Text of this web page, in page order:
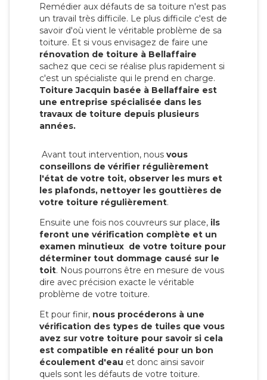
Remédier aux défauts de sa toiture n'est pas
un travail très difficile. Le plus difficile c'est de
savoir d'où vient le véritable problème de sa
toiture. Et si vous envisagez de faire une
rénovation de toiture à Bellaffaire
sachez que ceci se réalise plus rapidement si
c'est un spécialiste qui le prend en charge.
Toiture Jacquin basée à Bellaffaire est
une entreprise spécialisée dans les
travaux de toiture depuis plusieurs
années.
Avant tout intervention, nous vous
conseillons de vérifier régulièrement
l'état de votre toit, observer les murs et
les plafonds, nettoyer les gouttières de
votre toiture régulièrement.
Ensuite une fois nos couvreurs sur place, ils
feront une vérification complète et un
examen minutieux de votre toiture pour
déterminer tout dommage causé sur le
toit. Nous pourrons être en mesure de vous
dire avec précision exacte le véritable
problème de votre toiture.
Et pour finir, nous procéderons à une
vérification des types de tuiles que vous
avez sur votre toiture pour savoir si cela
est compatible en réalité pour un bon
écoulement d'eau et donc ainsi savoir
quels sont les défauts de votre toiture.